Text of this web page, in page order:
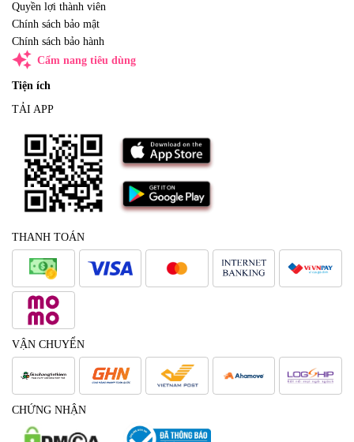
Quyền lợi thành viên
Chính sách bảo mật
Chính sách bảo hành
auto_awesome Cẩm nang tiêu dùng
Tiện ích
TẢI APP
THANH TOÁN
VẬN CHUYỂN
CHỨNG NHẬN